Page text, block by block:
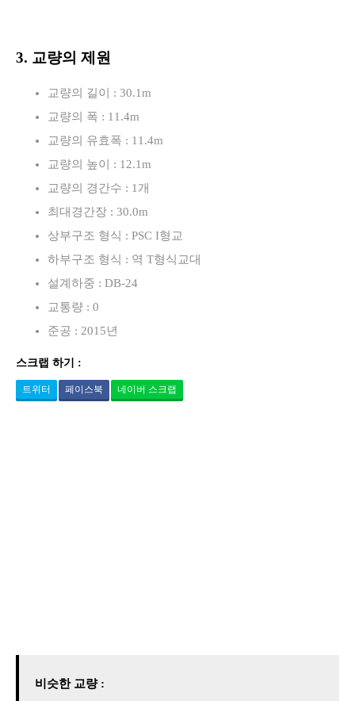
3. 교량의 제원
교량의 길이 : 30.1m
교량의 폭 : 11.4m
교량의 유효폭 : 11.4m
교량의 높이 : 12.1m
교량의 경간수 : 1개
최대경간장 : 30.0m
상부구조 형식 : PSC I형교
하부구조 형식 : 역 T형식교대
설계하중 : DB-24
교통량 : 0
준공 : 2015년
스크랩 하기 :
트위터 페이스북 네이버 스크랩
비슷한 교량 :